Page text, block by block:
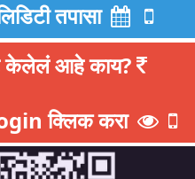
तपासा
केलेलं आहे काय?
क्लिक करा